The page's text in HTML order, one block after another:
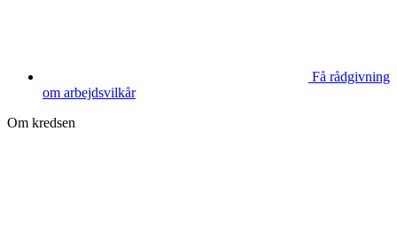
Få rådgivning
om arbejdsvilkår
Om kredsen